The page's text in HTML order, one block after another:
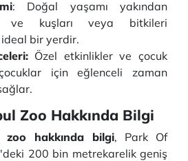
: Doğal yaşamı yakından
ve kuşları veya bitkileri
bir yerdir.
Özel etkinlikler ve çocuk
için eğlenceli zaman
Zoo Hakkında Bilgi
hakkında bilgi, Park Of
200 bin metrekarelik geniş